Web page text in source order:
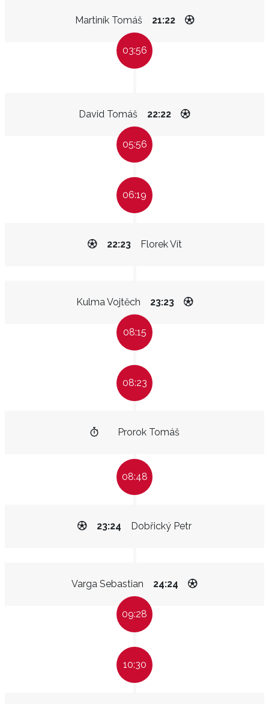
Martiník Tomáš 21:22
03:56
David Tomáš 22:22
05:56
06:19
Florek Vít
22:23
Kulma Vojtěch 23:23
08:15
08:23
Prorok Tomáš
08:48
Dobřický Petr
23:24
Varga Sebastian 24:24
09:28
10:30